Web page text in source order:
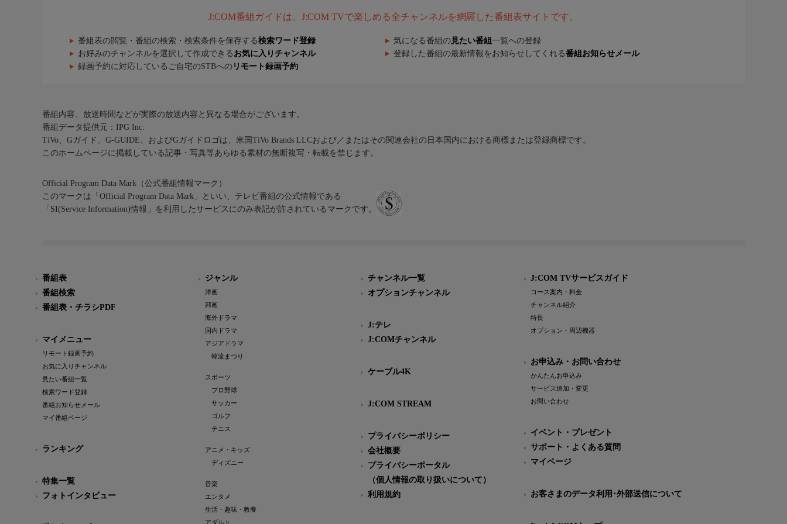
J:COM番組ガイドは、J:COM TVで楽しめる全チャンネルを網羅した番組表サイトです。
番組表の閲覧・番組の検索・検索条件を保存する検索ワード登録 気になる番組の 見たい番組 一覧への登録
お好みのチャンネルを選択して作成できる お気に入りチャンネル 登録した番組の最新情報をお知らせしてくれる番組お知らせメール
録画予約に対応しているご自宅のSTBへの リモート録画予約
番組内容、放送時間などが実際の放送内容と異なる場合がございます。
番組データ提供元：IPG Inc.
TiVo、Gガイド、G-GUIDE、およびGガイドロゴは、米国TiVo Brands LLCおよび／またはその関連会社の日本国内における商標または登録商標です。
このホームページに掲載している記事・写真等あらゆる素材の無断複写・転載を禁じます。
Official Program Data Mark（公式番組情報マーク）
このマークは「Official Program Data Mark」といい、テレビ番組の公式情報である
「SI(Service Information)情報」を利用したサービスにのみ表記が許されているマークです。
番組表
番組検索
番組表・チラシPDF
マイメニュー
リモート録画予約
お気に入りチャンネル
見たい番組一覧
検索ワード登録
番組お知らせメール
マイ番組ページ
ランキング
特集一覧
フォトインタビュー
ジャンル
洋画
邦画
海外ドラマ
国内ドラマ
アジアドラマ
韓流まつり
スポーツ
プロ野球
サッカー
ゴルフ
テニス
アニメ・キッズ
ディズニー
音楽
エンタメ
生活・趣味・教養
アダルト
チャンネル一覧
オプションチャンネル
J:テレ
J:COMチャンネル
ケーブル4K
J:COM STREAM
プライバシーポリシー
会社概要
プライバシーポータル
（個人情報の取り扱いについて）
利用規約
J:COM TVサービスガイド
コース案内・料金
チャンネル紹介
特長
オプション・周辺機器
お申込み・お問い合わせ
かんたんお申込み
サービス追加・変更
お問い合わせ
イベント・プレゼント
サポート・よくある質問
マイページ
お客さまのデータ利用･外部送信について